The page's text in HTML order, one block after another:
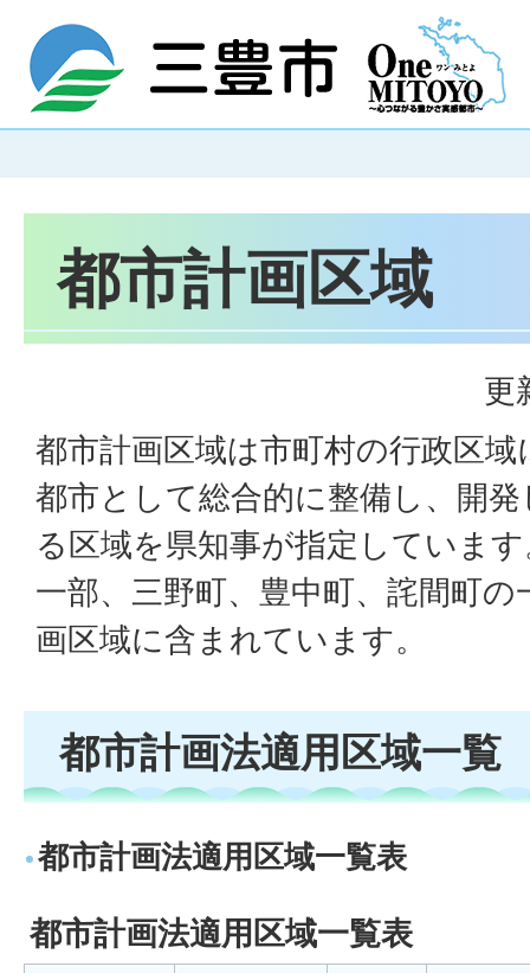
都市計画区域
更
都市計画区域は市町村の行政区
都市として総合的に整備し、開
る区域を県知事が指定していま
一部、三野町、豊中町、詫間町
画区域に含まれています。
都市計画法適用区域一覧
都市計画法適用区域一覧表
都市計画法適用区域一覧表